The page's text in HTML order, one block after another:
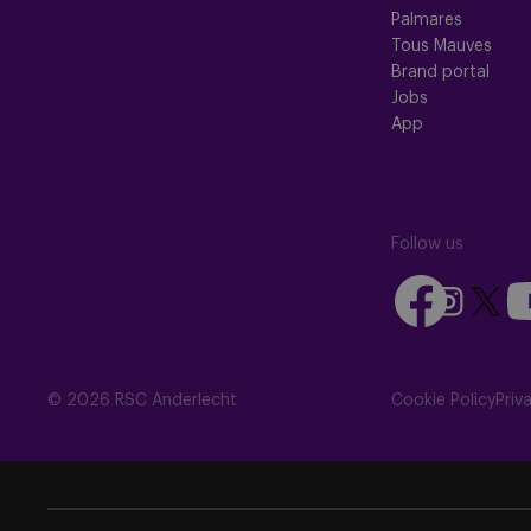
© 2026 RSC Anderlecht
Palmares
Tous Mauves
Brand portal
Jobs
App
Follow us
Follow
us
Follow
us
Follow
(Twitter)
us
Cookie Policy